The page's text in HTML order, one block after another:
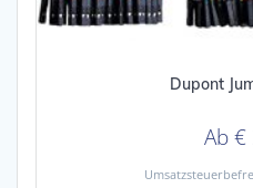
Dupont
Ab€